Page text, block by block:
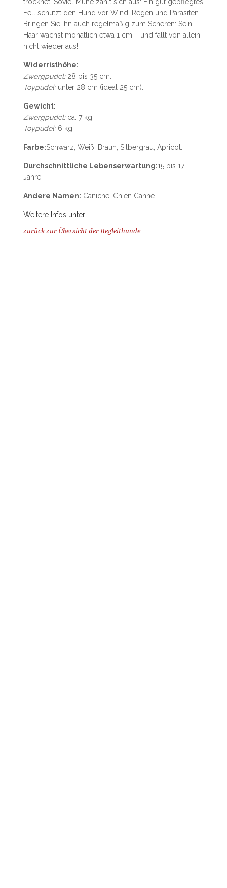
trocknet. Soviel Mühe zahlt sich aus: Ein gut gepflegtes
Fell schützt den Hund vor Wind, Regen und Parasiten.
Bringen Sie ihn auch regelmäßig zum Scheren: Sein
Haar wächst monatlich etwa 1 cm – und fällt von allein
nicht wieder aus!
Widerristhöhe:
Zwergpudel:28 bis 35 cm.
Toypudel:unter 28 cm (ideal 25 cm).
Gewicht:
Zwergpudel:ca. 7 kg.
Toypudel:6 kg.
Farbe:Schwarz, Weiß, Braun, Silbergrau, Apricot.
Durchschnittliche Lebenserwartung:15 bis 17
Jahre
Andere Namen: Caniche, Chien Canne.
Weitere Infos unter:
zurück zur Übersicht der Begleithunde